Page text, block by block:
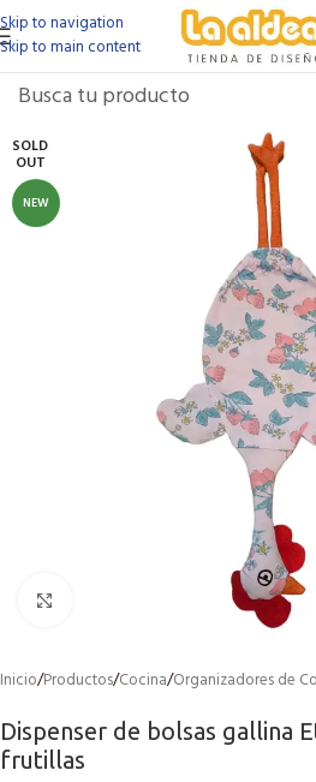
Skip to navigation
Skip to main content
SOLD
OUT
NEW
Inicio/Productos/Cocina/Organizadores de
Dispenser de bolsas gallina
frutillas